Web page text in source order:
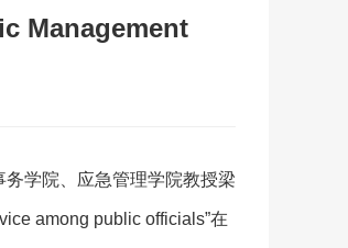
Management
学院、应急管理学院教授梁
among public officials”在